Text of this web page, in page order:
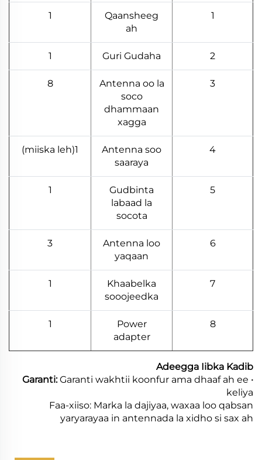
1
Qaansheeg
ah
1
2
Guri Gudaha
1
3
Antenna oo la
soco
dhammaan
xagga
8
4
Antenna soo
saaraya
1(miiska leh)
5
Gudbinta
labaad la
socota
1
6
Antenna loo
yaqaan
3
7
Khaabelka
sooojeedka
1
8
Power
adapter
1
Adeegga Iibka Kadib
· Garanti:
Garanti wakhtii koonfur ama dhaaf ah ee
keliya
Faa-xiiso: Marka la dajiyaa, waxaa loo qabsan
yaryarayaa in antennada la xidho si sax ah